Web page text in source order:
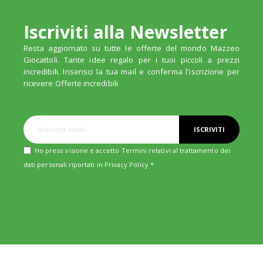
Iscriviti alla Newsletter
Resta aggiornato su tutte le offerte del mondo Mazzeo
Giocattoli. Tante idee regalo per i tuoi piccoli a prezzi
incredibili. Inserisci la tua mail e conferma l'iscrizione per
ricevere Offerte incredibili
ISCRIVITI
Ho preso visione e accetto Termini relativi al trattamento dei
dati personali riportati in Privacy Policy*